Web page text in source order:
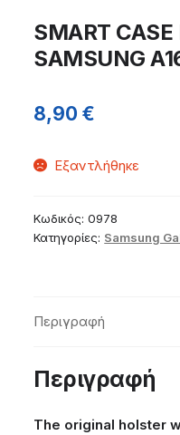
SMART
SAMSUNG
8,90€
Εξαντλήθηκε
Κωδικός:0978
Κατηγορίες: Samsung
Περιγραφή
Περιγραφή
The original holster